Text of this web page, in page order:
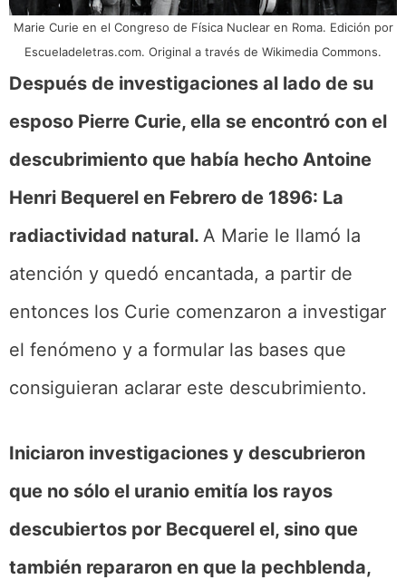
Marie Curie en el Congreso de Física Nuclear en Roma. Edición por
Escueladeletras.com. Original a través de Wikimedia Commons.
Después de investigaciones al lado de su
esposo Pierre Curie, ella se encontró con el
descubrimiento que había hecho Antoine
Henri Bequerel en Febrero de 1896: La
radiactividad natural. A Marie le llamó la
atención y quedó encantada, a partir de
entonces los Curie comenzaron a investigar
el fenómeno y a formular las bases que
consiguieran aclarar este descubrimiento.
Iniciaron investigaciones y descubrieron
que no sólo el uranio emitía los rayos
descubiertos por Becquerel el, sino que
también repararon en que la pechblenda,